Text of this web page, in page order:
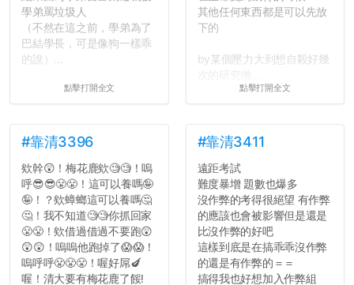
大...
學弟罵垃圾人
（不然在這之前，學弟為了
巴結學長，可是像狗一樣乖
的說）...
點擊打開全文
其他任何東西都是可以先放
下的
by某個壓力大到想自殺好幾
點擊打開全文
#靠清3396
欸幹😲！梅花鹿欸🧐🧐！嗚
呼😎😎😤😤！這可以養嗎🤪
🤪！？欸蟑螂這可以養嗎🤔
🤔！我不知道🧐🧐你抓回家
😤😤！欸借過借過不要跑😲
😲😲！嗚嗚他跑掉了😱😱！
嗚呼呼😤😤😤！喔好屌🍆
喔！清大要有梅花鹿了餒!
#靠清3411
遠距考試
難度暴增 題數也爆多
沒作弊的考得很絕望 有作弊
的應該也會被影響但是還是
比沒作弊的好吧
這樣到底是在搞乖乖沒作弊
的還是有作弊的＝＝
搞得我也好想加入作弊組